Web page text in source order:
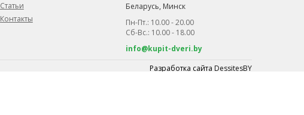
Статьи
Контакты
Беларусь, Минск
Пн-Пт.: 10.00 - 20.00
Сб-Вс.: 10.00 - 18.00
info@kupit-dveri.by
Разработка сайта DessitesBY